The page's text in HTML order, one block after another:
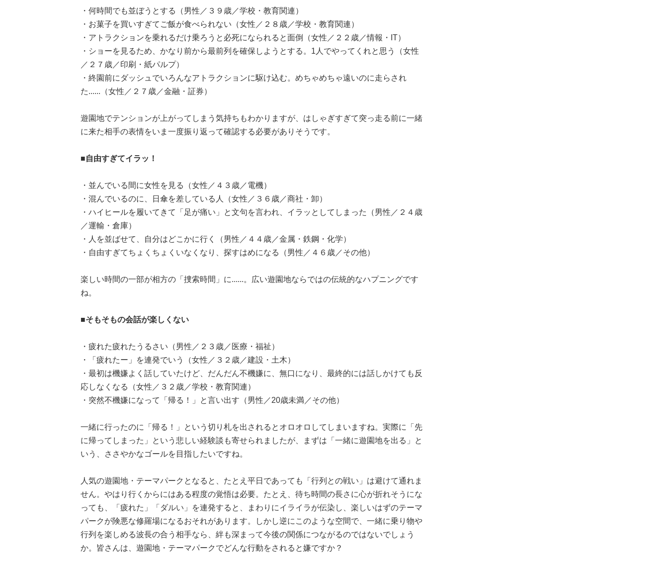
・何時間でも並ぼうとする（男性／３９歳／学校・教育関連）
・お菓子を買いすぎてご飯が食べられない（女性／２８歳／学校・教育関連）
・アトラクションを乗れるだけ乗ろうと必死になられると面倒（女性／２２歳／情報・IT）
・ショーを見るため、かなり前から最前列を確保しようとする。1人でやってくれと思う（女性
／２７歳／印刷・紙パルプ）
・終園前にダッシュでいろんなアトラクションに駆け込む。めちゃめちゃ遠いのに走らされ
た......（女性／２７歳／金融・証券）
遊園地でテンションが上がってしまう気持ちもわかりますが、はしゃぎすぎて突っ走る前に一緒
に来た相手の表情をいま一度振り返って確認する必要がありそうです。
■自由すぎてイラッ！
・並んでいる間に女性を見る（女性／４３歳／電機）
・混んでいるのに、日傘を差している人（女性／３６歳／商社・卸）
・ハイヒールを履いてきて「足が痛い」と文句を言われ、イラッとしてしまった（男性／２４歳
／運輸・倉庫）
・人を並ばせて、自分はどこかに行く（男性／４４歳／金属・鉄鋼・化学）
・自由すぎてちょくちょくいなくなり、探すはめになる（男性／４６歳／その他）
楽しい時間の一部が相方の「捜索時間」に......。広い遊園地ならではの伝統的なハプニングです
ね。
■そもそもの会話が楽しくない
・疲れた疲れたうるさい（男性／２３歳／医療・福祉）
・「疲れたー」を連発でいう（女性／３２歳／建設・土木）
・最初は機嫌よく話していたけど、だんだん不機嫌に、無口になり、最終的には話しかけても反
応しなくなる（女性／３２歳／学校・教育関連）
・突然不機嫌になって「帰る！」と言い出す（男性／20歳未満／その他）
一緒に行ったのに「帰る！」という切り札を出されるとオロオロしてしまいますね。実際に「先
に帰ってしまった」という悲しい経験談も寄せられましたが、まずは「一緒に遊園地を出る」と
いう、ささやかなゴールを目指したいですね。
人気の遊園地・テーマパークとなると、たとえ平日であっても「行列との戦い」は避けて通れま
せん。やはり行くからにはある程度の覚悟は必要。たとえ、待ち時間の長さに心が折れそうにな
っても、「疲れた」「ダルい」を連発すると、まわりにイライラが伝染し、楽しいはずのテーマ
パークが険悪な修羅場になるおそれがあります。しかし逆にこのような空間で、一緒に乗り物や
行列を楽しめる波長の合う相手なら、絆も深まって今後の関係につながるのではないでしょう
か。皆さんは、遊園地・テーマパークでどんな行動をされると嫌ですか？